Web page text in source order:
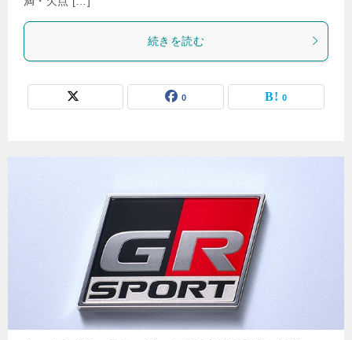
続きを読む
0 0